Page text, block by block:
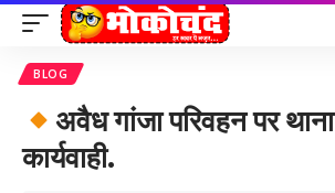
BLOG
अवैध गांजा परिवहन पर
कार्यवाही.